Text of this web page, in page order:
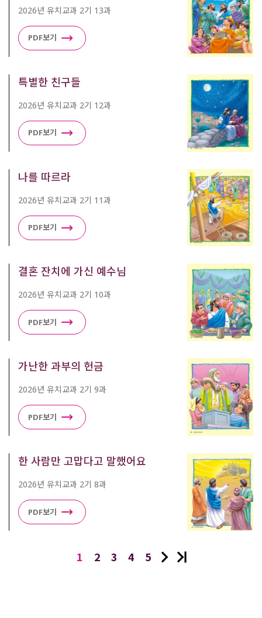
2026년 유치교과 2기 13과
PDF보기
특별한 친구들
2026년 유치교과 2기 12과
PDF보기
나를 따르라
2026년 유치교과 2기 11과
PDF보기
결혼 잔치에 가신 예수님
2026년 유치교과 2기 10과
PDF보기
가난한 과부의 헌금
2026년 유치교과 2기 9과
PDF보기
한 사람만 고맙다고 말했어요
2026년 유치교과 2기 8과
PDF보기
1 2 3 4 5